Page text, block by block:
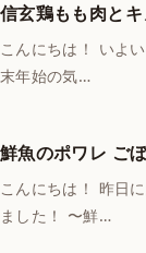
信玄鶏もも肉と
こんにちは！ いよ
末年始の気…
鮮魚のポワレ ご
こんにちは！ 昨日
ました！ 〜鮮…